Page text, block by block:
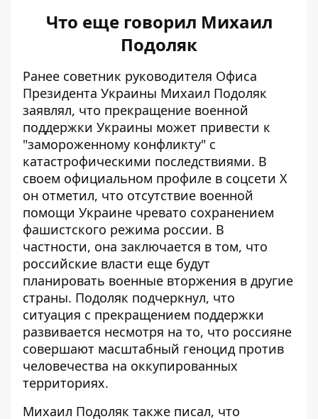
Что еще говорил Михаил
Подоляк
Ранее советник руководителя Офиса
Президента Украины Михаил Подоляк
заявлял, что прекращение военной
поддержки Украины может привести к
"замороженному конфликту" с
катастрофическими последствиями. В
своем официальном профиле в соцсети X
он отметил, что отсутствие военной
помощи Украине чревато сохранением
фашистского режима россии. В
частности, она заключается в том, что
российские власти еще будут
планировать военные вторжения в другие
страны. Подоляк подчеркнул, что
ситуация с прекращением поддержки
развивается несмотря на то, что россияне
совершают масштабный геноцид против
человечества на оккупированных
территориях.
Михаил Подоляк также писал, что